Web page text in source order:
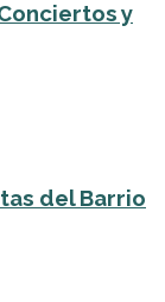
y
del Barrio